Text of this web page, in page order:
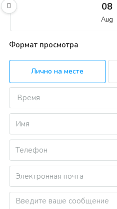
08
Aug
09
10
11
Формат просмотра
Лично на месте
Время